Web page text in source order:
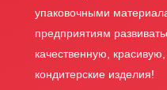
упаковочными
предприятиям
качественную,
кондитерские изделия!